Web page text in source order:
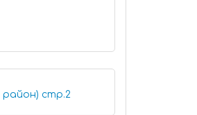
Иркутск, бульвар Рябикова, 43 (Свердловский район) стр.2